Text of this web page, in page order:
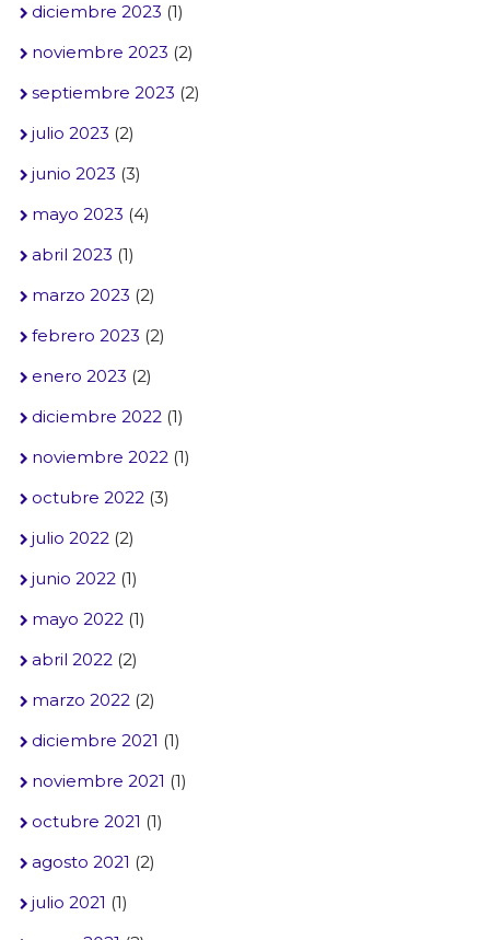
diciembre 2023 (1)
noviembre 2023 (2)
septiembre 2023 (2)
julio 2023 (2)
junio 2023 (3)
mayo 2023 (4)
abril 2023 (1)
marzo 2023 (2)
febrero 2023 (2)
enero 2023 (2)
diciembre 2022(1)
noviembre 2022(1)
octubre 2022(3)
julio 2022(2)
junio 2022(1)
mayo 2022(1)
abril 2022(2)
marzo 2022(2)
diciembre 2021 (1)
noviembre 2021 (1)
octubre 2021 (1)
agosto 2021 (2)
julio 2021 (1)